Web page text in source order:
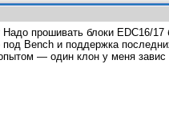
прошивать блоки EDC16/
Bench и поддержка
— один клон у меня